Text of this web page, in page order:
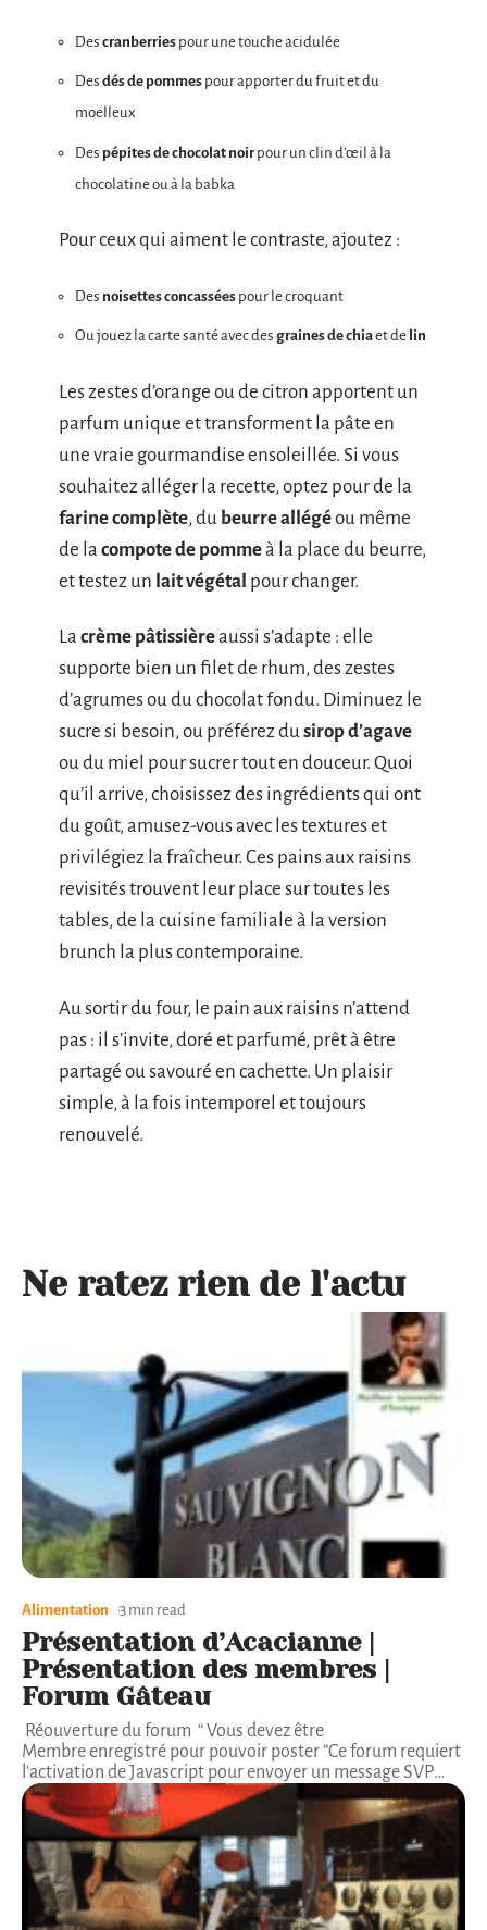
Des cranberries pour une touche acidulée
Des dés de pommes pour apporter du fruit et du
moelleux
Des pépites de chocolat noirpour un clin d’œil à la
chocolatine ou à la babka
Pour ceux qui aiment le contraste, ajoutez :
Des noisettes concassées pour le croquant
Ou jouez la carte santé avec des graines de chiaet de lin
Les zestes d’orange ou de citron apportent un
parfum unique et transforment la pâte en
une vraie gourmandise ensoleillée. Si vous
souhaitez alléger la recette, optez pour de la
farine complète, du beurre allégéou même
de la compote de pommeà la place du beurre,
et testez un lait végétal pour changer.
La crème pâtissièreaussi s’adapte : elle
supporte bien un filet de rhum, des zestes
d’agrumes ou du chocolat fondu. Diminuez le
sucre si besoin, ou préférez dusirop d’agave
ou du miel pour sucrer tout en douceur. Quoi
qu’il arrive, choisissez des ingrédients qui ont
du goût, amusez-vous avec les textures et
privilégiez la fraîcheur. Ces pains aux raisins
revisités trouvent leur place sur toutes les
tables, de la cuisine familiale à la version
brunch la plus contemporaine.
Au sortir du four, le pain aux raisins n’attend
pas : il s’invite, doré et parfumé, prêt à être
partagé ou savouré en cachette. Un plaisir
simple, à la fois intemporel et toujours
renouvelé.
Ne ratez rien de l'actu
Alimentation 3 min read
Présentation d’Acacianne |
Présentation des membres |
Forum Gâteau
Réouverture du forum “ Vous devez être
Membre enregistré pour pouvoir poster ”Ce forum requiert
l'activation de Javascript pour envoyer un message SVP…